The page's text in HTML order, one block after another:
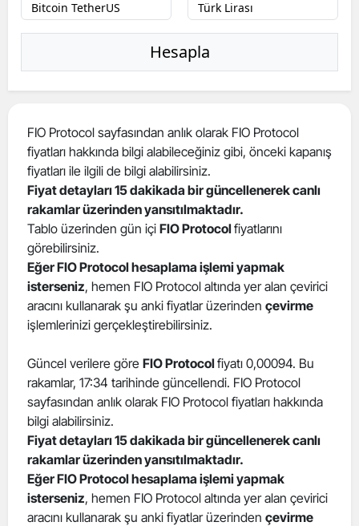
Bolu
Bursa
Çankırı
Çorum
Denizli
Edirne
Erzurum
Giresun
Gümüşhane
Hesapla
FIO Protocol sayfasından anlık olarak FIO Protocol
fiyatları hakkında bilgi alabileceğiniz gibi, önceki kapanış
fiyatları ile ilgili de bilgi alabilirsiniz.
Fiyat detayları 15 dakikada bir güncellenerek canlı
rakamlar üzerinden yansıtılmaktadır.
Tablo üzerinden gün içi FIO Protocolfiyatlarını
görebilirsiniz.
Eğer FIO Protocol hesaplama işlemi yapmak
isterseniz, hemen FIO Protocol altında yer alan çevirici
aracını kullanarak şu anki fiyatlar üzerinden çevirme
işlemlerinizi gerçekleştirebilirsiniz.
Güncel verilere göre FIO Protocolfiyatı 0,00094. Bu
rakamlar, 17:34 tarihinde güncellendi. FIO Protocol
sayfasından anlık olarak FIO Protocol fiyatları hakkında
bilgi alabilirsiniz.
Fiyat detayları 15 dakikada bir güncellenerek canlı
rakamlar üzerinden yansıtılmaktadır.
Eğer FIO Protocol hesaplama işlemi yapmak
isterseniz, hemen FIO Protocol altında yer alan çevirici
aracını kullanarak şu anki fiyatlar üzerinden çevirme